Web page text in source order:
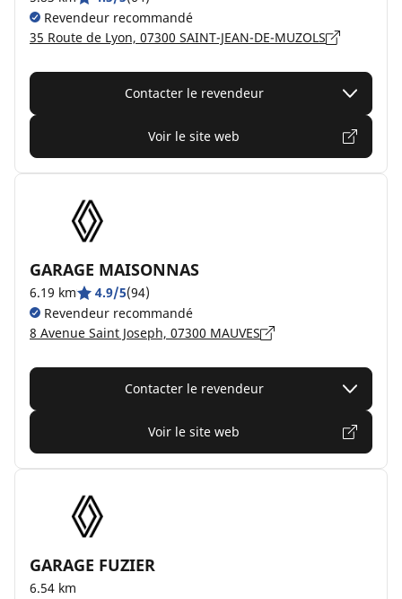
Revendeur recommandé
35 Route de Lyon, 07300 SAINT-JEAN-DE-MUZOLS
Contacter le revendeur
Voir le site web
GARAGE MAISONNAS
6.19 km 4.9/5(94)
Revendeur recommandé
8 Avenue Saint Joseph, 07300 MAUVES
Contacter le revendeur
Voir le site web
GARAGE FUZIER
6.54 km